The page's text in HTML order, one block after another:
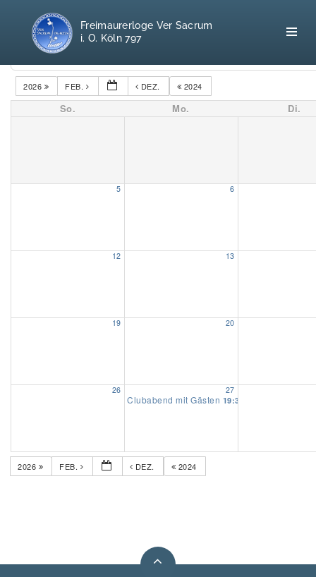
Freimaurerloge Ver Sacrum
i. O. Köln 797
Kategorien
2024
DEZ.
FEB.
2026
So. Mo. Di.
5 6
12 13
19 20
26 27
Clubabend mit Gästen 19:30
2024
DEZ.
FEB.
2026